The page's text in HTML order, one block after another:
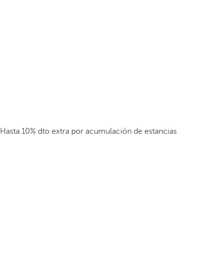
Hasta 10% dto extra por acumulación de estancias